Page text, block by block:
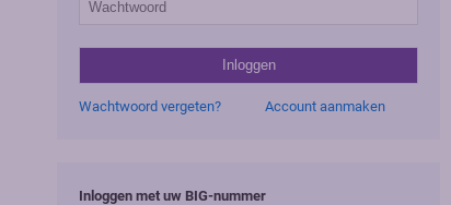
Wachtwoord vergeten? Account aanmaken
Inloggen met uw BIG-nummer